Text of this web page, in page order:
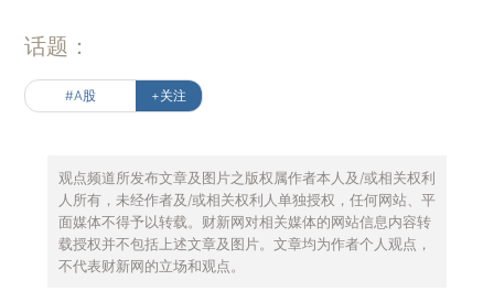
话题：
#A股 +关注
观点频道所发布文章及图片之版权属作者本人及/或相关权利
人所有，未经作者及/或相关权利人单独授权，任何网站、平
面媒体不得予以转载。财新网对相关媒体的网站信息内容转
载授权并不包括上述文章及图片。文章均为作者个人观点，
不代表财新网的立场和观点。